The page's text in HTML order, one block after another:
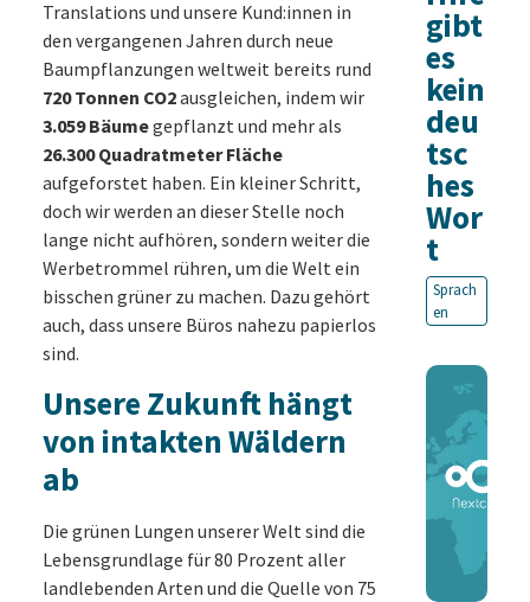
Translations und unsere Kund:innen in
den vergangenen Jahren durch neue
Baumpflanzungen weltweit bereits rund
720 Tonnen CO2ausgleichen, indem wir
3.059 Bäumegepflanzt und mehr als
26.300 Quadratmeter Fläche
aufgeforstet haben. Ein kleiner Schritt,
doch wir werden an dieser Stelle noch
lange nicht aufhören, sondern weiter die
Werbetrommel rühren, um die Welt ein
bisschen grüner zu machen. Dazu gehört
auch, dass unsere Büros nahezu papierlos
sind.
Unsere Zukunft hängt
von intakten Wäldern
ab
Die grünen Lungen unserer Welt sind die
Lebensgrundlage für 80 Prozent aller
landlebenden Arten und die Quelle von 75
gibt
es
kein
deu
tsc
hes
Wor
t
Sprach
en